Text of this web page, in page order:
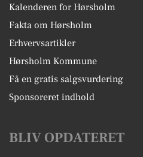
Kalenderen for Hørsholm
Fakta om Hørsholm
Erhvervsartikler
Hørsholm Kommune
Få en gratis salgsvurdering
Sponsoreret indhold
BLIV OPDATERET